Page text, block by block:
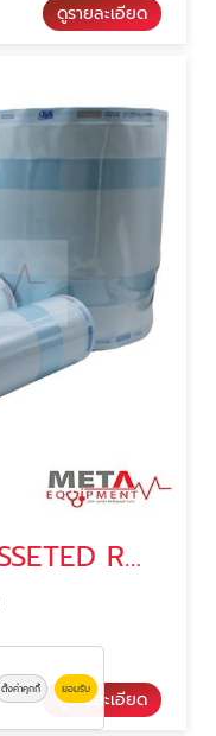
ดูรายละเอียด
STERILIZATION GUSSETED ROLL
ดูรายละเอียด
ตั้งค่าคุกกี้ ยอมรับ